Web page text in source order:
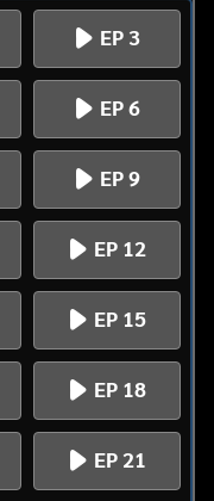
EP 3
EP 6
EP 9
EP 12
EP 15
EP 18
EP 21